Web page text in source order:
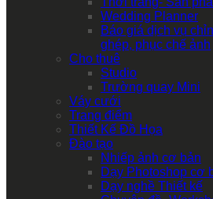
Wedding Planner
Báo giá dịch vụ
ghép, phục chế ảnh
Cho thuê
Studio
Trường quay Mini
Váy cưới
Trang điểm
Thiết Kế Đồ Họa
Đào tạo
Nhiếp ảnh cơ bản
Dạy Photoshop cơ
Dạy nghề Thiết kế